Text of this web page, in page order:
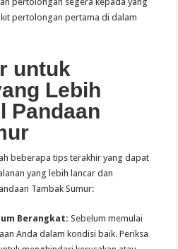
pertolongan pertama di dalam
untuk
Lebih
Pandaan
beberapa tips terakhir yang dapat
yang lebih lancar dan
Tambak Sumur:
Berangkat: Sebelum memulai
Anda dalam kondisi baik. Periksa